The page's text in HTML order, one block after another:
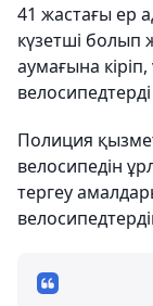
41 жастағы ер
күзетші болып
аумағына
Полиция
велосипедін
тергеу